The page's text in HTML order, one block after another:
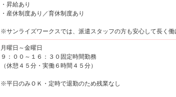
・昇給あり
・産休制度あり／育休制度あり
※サンライズワークスでは、派遣スタッフの方も安心して長く
月曜日～金曜日
９：００～１６：３０固定時間勤務
（休憩４５分・実働６時間４５分）
※平日のみＯＫ・定時で退勤のため残業なし